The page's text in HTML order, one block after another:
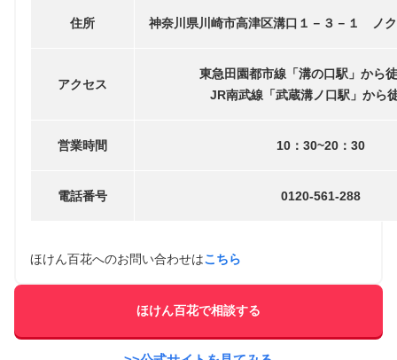
住所 神奈川県川崎市高津区溝口１－３－１ ノ
アクセス
東急田園都市線「溝の口駅」から
JR南武線「武蔵溝ノ口駅」から
営業時間 10：30~20：30
電話番号 0120-561-288
ほけん百花へのお問い合わせはこちら
ほけん百花で相談する